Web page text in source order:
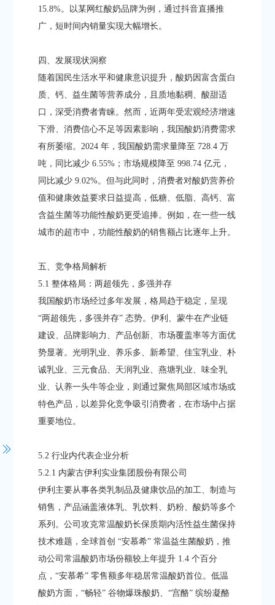
15.8%。以某网红酸奶品牌为例，通过抖音直播推
广，短时间内销量实现大幅增长。​
四、发展现状洞察​
随着国民生活水平和健康意识提升，酸奶因富含蛋白
质、钙、益生菌等营养成分，且质地黏稠、酸甜适
口，深受消费者青睐。然而，近两年受宏观经济增速
下滑、消费信心不足等因素影响，我国酸奶消费需求
有所萎缩。2024 年，我国酸奶需求量降至 728.4 万
吨，同比减少 6.55%；市场规模降至 998.74 亿元，
同比减少 9.02%。但与此同时，消费者对酸奶营养价
值和健康效益要求日益提高，低糖、低脂、高钙、富
含益生菌等功能性酸奶更受追捧。例如，在一些一线
城市的超市中，功能性酸奶的销售额占比逐年上升。​
五、竞争格局解析​
5.1 整体格局：两超领先，多强并存​
我国酸奶市场经过多年发展，格局趋于稳定，呈现
“两超领先，多强并存” 态势。伊利、蒙牛在产业链
建设、品牌影响力、产品创新、市场覆盖率等方面优
势显著。光明乳业、养乐多、新希望、佳宝乳业、朴
诚乳业、三元食品、天润乳业、燕塘乳业、味全乳
业、认养一头牛等企业，则通过聚焦局部区域市场或
特色产品，以差异化竞争吸引消费者，在市场中占据
重要地位。​
5.2 行业内代表企业分析​
5.2.1 内蒙古伊利实业集团股份有限公司​
伊利主要从事各类乳制品及健康饮品的加工、制造与
销售，产品涵盖液体乳、乳饮料、奶粉、酸奶等多个
系列。公司攻克常温酸奶长保质期内活性益生菌保持
技术难题，全球首创 “安慕希” 常温益生菌酸奶，推
动公司常温酸奶市场份额较上年提升 1.4 个百分
点，“安慕希” 零售额多年稳居常温酸奶首位。低温
酸奶方面，“畅轻” 谷物爆珠酸奶、“宫酪” 缤纷凝酪